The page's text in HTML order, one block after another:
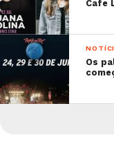
Cafe
Os